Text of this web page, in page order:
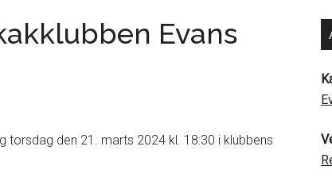
Evans
den 21. marts 2024 kl. 18:30 i klubbens